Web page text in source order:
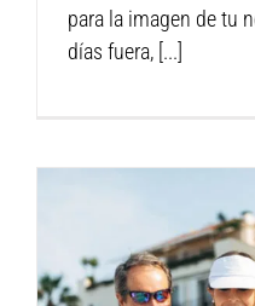
para la imagen de tu
días fuera, [...]